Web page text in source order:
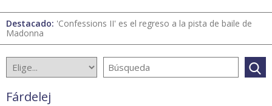
Destacado: 'Confessions II' es el regreso a la pista de baile de
Madonna
Fárdelej